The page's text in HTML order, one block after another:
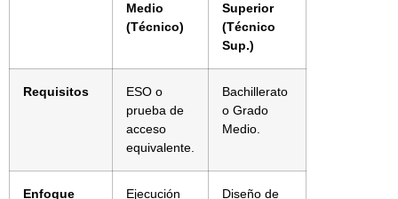
Medio
(Técnico)
Superior
(Técnico
Sup.)
Requisitos
ESO o
prueba de
acceso
equivalente.
Bachillerato
o Grado
Medio.
Enfoque
Ejecución
Diseño de